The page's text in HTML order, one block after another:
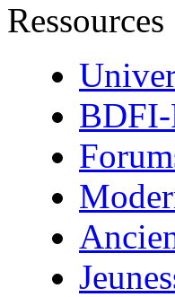
Ressources
BDFI-